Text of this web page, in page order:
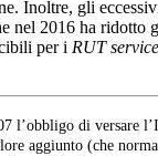
Inoltre, gli
nel 2016 ha ridotto
per i RUT
l’obbligo di versare
aggiunto (che